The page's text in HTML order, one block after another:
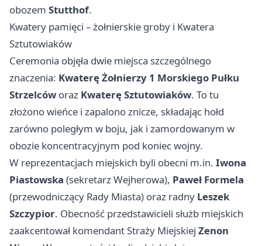
obozem Stutthof.
Kwatery pamięci – żołnierskie groby i Kwatera
Sztutowiaków
Ceremonia objęła dwie miejsca szczególnego
znaczenia: Kwaterę Żołnierzy 1 Morskiego Pułku
Strzelców oraz Kwaterę Sztutowiaków. To tu
złożono wieńce i zapalono znicze, składając hołd
zarówno poległym w boju, jak i zamordowanym w
obozie koncentracyjnym pod koniec wojny.
W reprezentacjach miejskich byli obecni m.in. Iwona
Piastowska (sekretarz Wejherowa), Paweł Formela
(przewodniczący Rady Miasta) oraz radny Leszek
Szczypior. Obecność przedstawicieli służb miejskich
zaakcentował komendant Straży Miejskiej Zenon